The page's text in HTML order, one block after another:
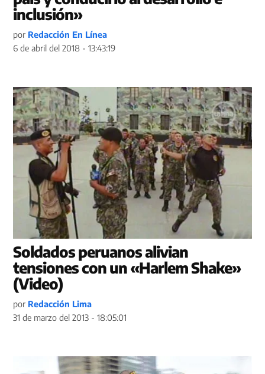
inclusión»
por Redacción En Línea
6 de abril del 2018 - 13:43:19
Soldados peruanos alivian
tensiones con un «Harlem Shake»
(Video)
por Redacción Lima
31 de marzo del 2013 - 18:05:01